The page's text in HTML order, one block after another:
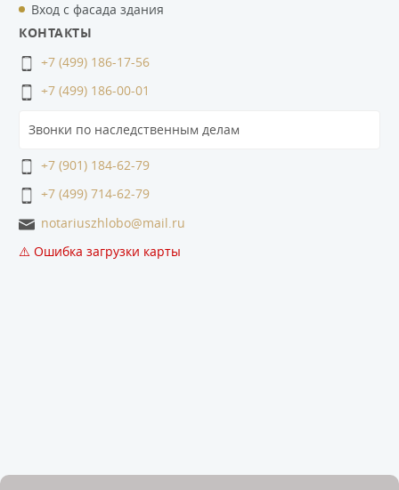
Вход с фасада здания
КОНТАКТЫ
+7 (499) 186-17-56
+7 (499) 186-00-01
Звонки по наследственным делам
+7 (901) 184-62-79
+7 (499) 714-62-79
notariuszhlobo@mail.ru
⚠️ Ошибка загрузки карты